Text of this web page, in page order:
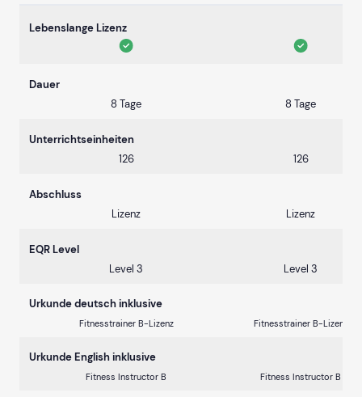
Lebenslange Lizenz
Dauer
8 Tage
8 Tage
Unterrichtseinheiten
126
126
Abschluss
Lizenz
Lizenz
EQR Level
Level 3
Level 3
Urkunde deutsch inklusive
Fitnesstrainer B-Lizenz Fitnesstrainer B-Lizenz
Urkunde English inklusive
Fitness Instructor B Fitness Instructor B